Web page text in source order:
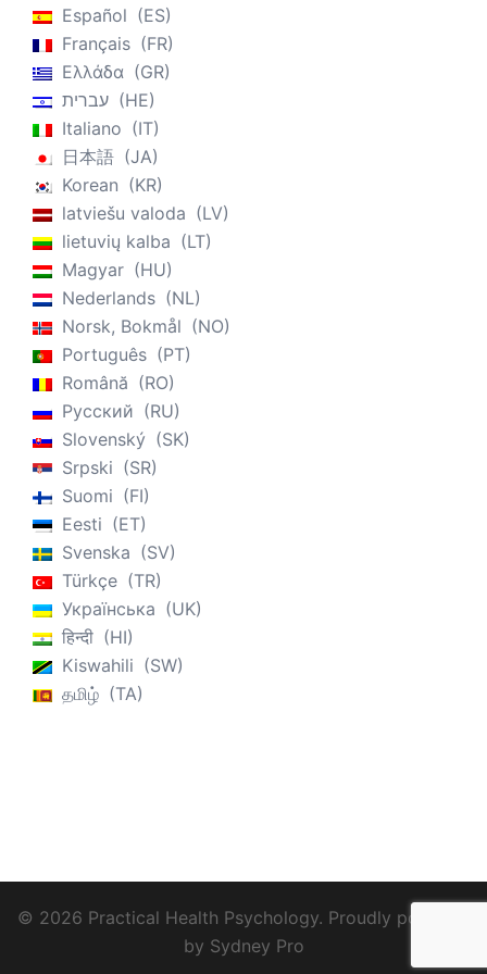
Español
ES
Français
FR
Ελλάδα
GR
עברית
HE
Italiano
IT
日本語
JA
Korean
KR
latviešu valoda
LV
lietuvių kalba
LT
Magyar
HU
Nederlands
NL
Norsk, Bokmål
NO
Português
PT
Română
RO
Русский
RU
Slovenský
SK
Srpski
SR
Suomi
FI
Eesti
ET
Svenska
SV
Türkçe
TR
Українська
UK
हिन्दी
HI
Kiswahili
SW
தமிழ்
TA
© 2026 Practical Health Psychology. Proudly powered
by Sydney Pro